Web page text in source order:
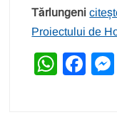
Tărlungeni
Proiectului de
W
F